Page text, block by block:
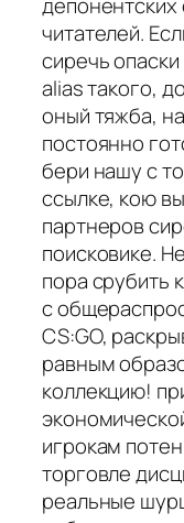
депонентских
читателей.
сиречь
alias такого,
оный тяжба,
постоянно
бери нашу с
ссылке, кою
партнеров
поисковике.
пора срубить
с
CS:GO,
равным
коллекцию!
игрокам
торговле
реальные